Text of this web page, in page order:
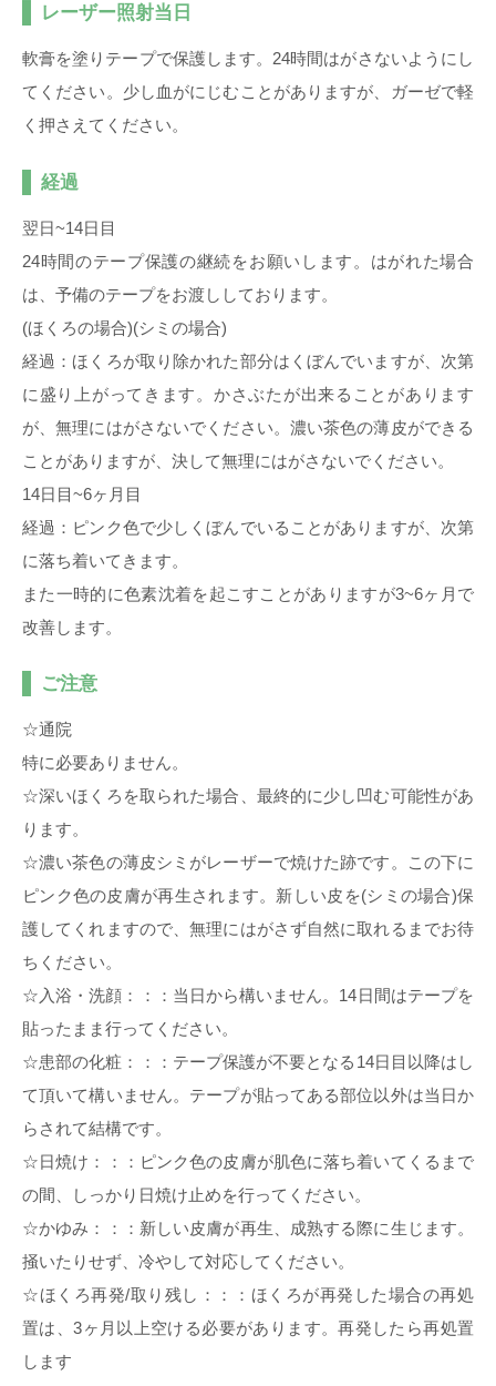
レーザー照射当日
軟膏を塗りテープで保護します。24時間はがさないようにし
てください。少し血がにじむことがありますが、ガーゼで軽
く押さえてください。
経過
翌日~14日目
24時間のテープ保護の継続をお願いします。はがれた場合
は、予備のテープをお渡ししております。
(ほくろの場合)(シミの場合)
経過：ほくろが取り除かれた部分はくぼんでいますが、次第
に盛り上がってきます。かさぶたが出来ることがあります
が、無理にはがさないでください。濃い茶色の薄皮ができる
ことがありますが、決して無理にはがさないでください。
14日目~6ヶ月目
経過：ピンク色で少しくぼんでいることがありますが、次第
に落ち着いてきます。
また一時的に色素沈着を起こすことがありますが3~6ヶ月で
改善します。
ご注意
☆通院
特に必要ありません。
☆深いほくろを取られた場合、最終的に少し凹む可能性があ
ります。
☆濃い茶色の薄皮シミがレーザーで焼けた跡です。この下に
ピンク色の皮膚が再生されます。新しい皮を(シミの場合)保
護してくれますので、無理にはがさず自然に取れるまでお待
ちください。
☆入浴・洗顔：：：当日から構いません。14日間はテープを
貼ったまま行ってください。
☆患部の化粧：：：テープ保護が不要となる14日目以降はし
て頂いて構いません。テープが貼ってある部位以外は当日か
らされて結構です。
☆日焼け：：：ピンク色の皮膚が肌色に落ち着いてくるまで
の間、しっかり日焼け止めを行ってください。
☆かゆみ：：：新しい皮膚が再生、成熟する際に生じます。
掻いたりせず、冷やして対応してください。
☆ほくろ再発/取り残し：：：ほくろが再発した場合の再処
置は、3ヶ月以上空ける必要があります。再発したら再処置
します